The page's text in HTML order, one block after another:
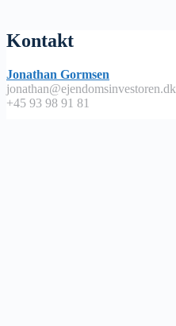
Kontakt
Jonathan Gormsen
jonathan@ejendomsinvestoren.dk
+45 93 98 91 81